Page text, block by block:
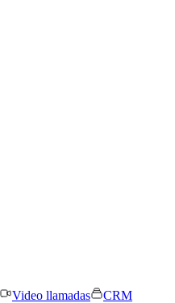
Video llamadas
CRM